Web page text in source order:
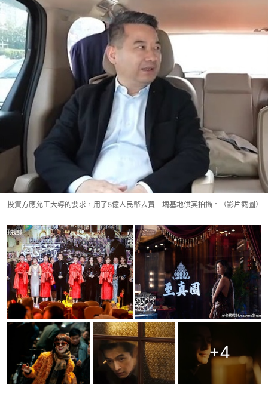
投資方應允王大導的要求，用了5億人民幣去買一塊基地供其拍攝。（影片截圖）
+4